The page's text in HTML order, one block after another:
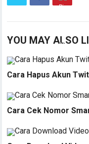
YOU MAY ALSO
Cara Hapus Akun
Cara Cek Nomor